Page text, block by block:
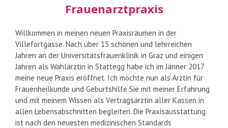
Frauenarztpraxis
Willkommen in meinen neuen Praxisräumen in der
Villefortgasse. Nach über 15 schönen und lehrreichen
Jahren an der Universitätsfrauenklinik in Graz und einigen
Jahren als Wahlärztin in Stattegg habe ich im Jänner 2017
meine neue Praxis eröffnet. Ich möchte nun als Ärztin für
Frauenheilkunde und Geburtshilfe Sie mit meiner Erfahrung
und mit meinem Wissen als Vertragsärztin aller Kassen in
allen Lebensabschnitten begleiten. Die Praxisausstattung
ist nach den neuesten medizinischen Standards